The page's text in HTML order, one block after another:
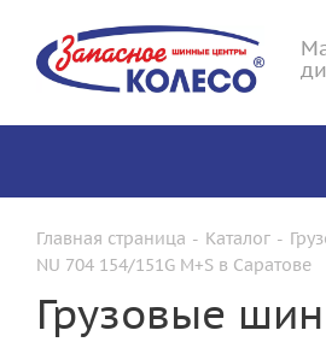
Главная страница - Каталог -
NU 704 154/151G M+S в Саратове
Грузовые